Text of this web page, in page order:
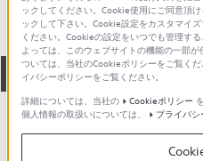
全て ダウンロード
ダウンロード
ックしてください。Cookie使用にご同意頂
ックして下さい。Cookie設定をカスタマイ
ください。Cookieの設定をいつでも管理す
よっては、このウェブサイトの機能の一部
ついては、当社のCookieポリシーをご覧く
イバシーポリシーをご覧ください。
詳細については、当社の
Cookieポリシー
個人情報の取扱いについては、
プライバ